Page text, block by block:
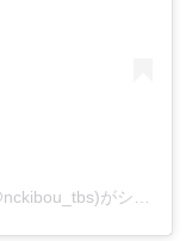
日曜劇場「日本沈没ー希望のひとー」(@nckibou_tbs)がシェアした投稿